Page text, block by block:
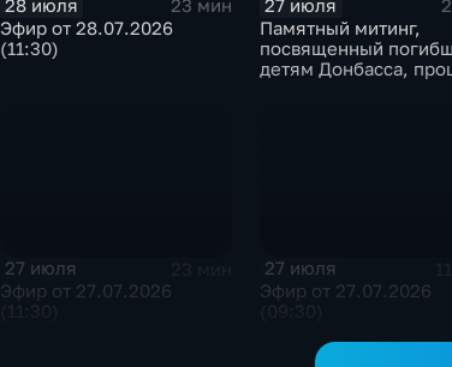
28 июля
23 мин
Эфир от 28.07.2026
(11:30)
27 июля
Памятный митинг,
посвященный
детям Донбасса,
27 июля
Эфир от 27.07.2026
27 июля
Эфир от 27.07.2026